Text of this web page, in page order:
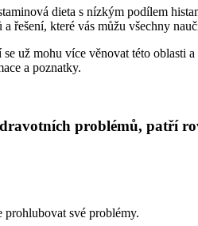
dieta s nízkým podílem
řešení, které vás můžu všechny
už mohu více věnovat této oblasti
a poznatky.
problémů, patří
prohlubovat své problémy.